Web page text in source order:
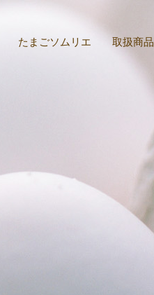
たまごソムリエ 取扱商品